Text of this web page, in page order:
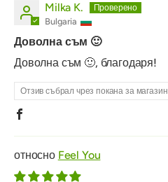
Milka K.
Bulgaria
Доволна съм 🙂
Доволна съм 🙂, благодаря!
Отзив събрал чрез покана за магазин
Feel You